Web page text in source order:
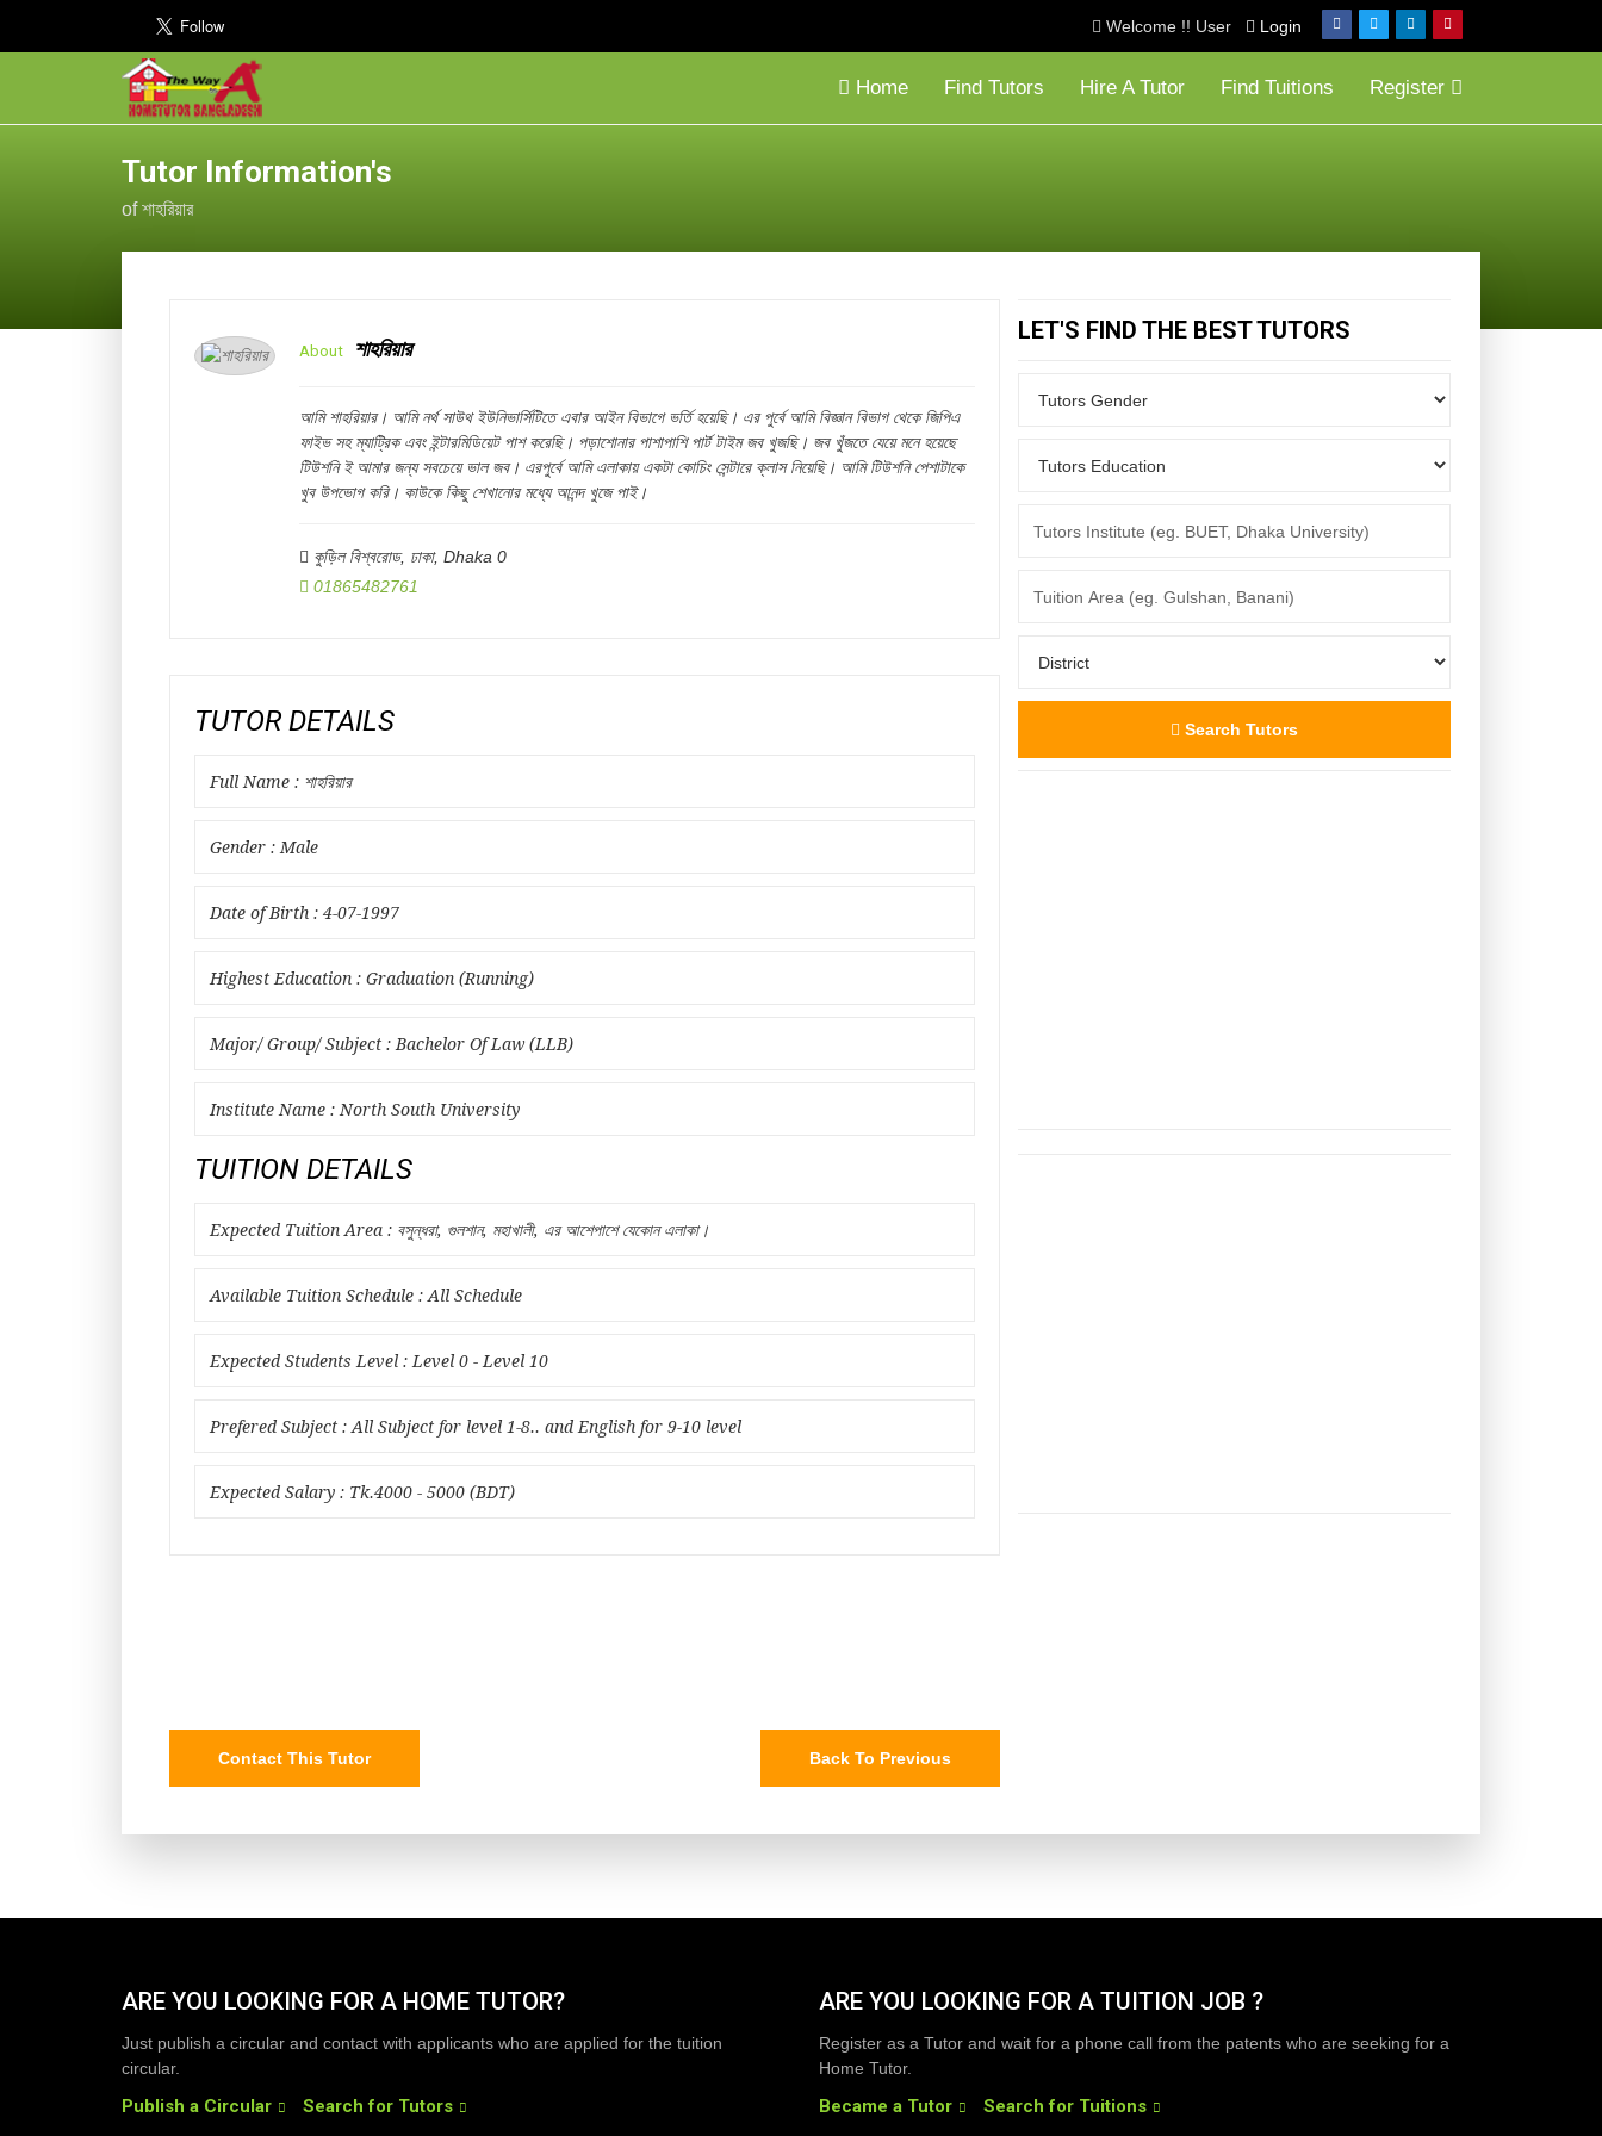
Welcome !! User Login
Home Find Tutors Hire A Tutor Find Tuitions Register
Tutor Information's
of শাহরিয়ার
About শাহরিয়ার
আমি শাহরিয়ার। আমি নর্থ সাউথ ইউনিভার্সিটিতে এবার আইন বিভাগে ভর্তি হয়েছি। এর পুর্বে আমি বিজ্ঞান বিভাগ থেকে জিপিএ
ফাইভ সহ ম্যাট্রিক এবং ইন্টারমিডিয়েট পাশ করেছি। পড়াশোনার পাশাপাশি পার্ট টাইম জব খুজছি। জব খুঁজতে যেয়ে মনে হয়েছে
টিউশনি ই আমার জন্য সবচেয়ে ভাল জব। এরপুর্বে আমি এলাকায় একটা কোচিং সেন্টারে ক্লাস নিয়েছি। আমি টিউশনি পেশাটাকে
খুব উপভোগ করি। কাউকে কিছু শেখানোর মধ্যে আনন্দ খুজে পাই।
কুড়িল বিশ্বরোড, ঢাকা, Dhaka 0
01865482761
TUTOR DETAILS
Full Name : শাহরিয়ার
Gender : Male
Date of Birth : 4-07-1997
Highest Education : Graduation (Running)
Major/ Group/ Subject : Bachelor Of Law (LLB)
Institute Name : North South University
TUITION DETAILS
Expected Tuition Area : বসুন্ধরা, গুলশান, মহাখালী, এর আশেপাশে যেকোন এলাকা।
Available Tuition Schedule : All Schedule
Expected Students Level : Level 0 - Level 10
Prefered Subject : All Subject for level 1-8.. and English for 9-10 level
Expected Salary : Tk.4000 - 5000 (BDT)
Contact This Tutor Back To Previous
LET'S FIND THE BEST TUTORS
Search Tutors
ARE YOU LOOKING FOR A HOME TUTOR?
Just publish a circular and contact with applicants who are applied for the tuition
circular.
Publish a Circular Search for Tutors
ARE YOU LOOKING FOR A TUITION JOB ?
Register as a Tutor and wait for a phone call from the patents who are seeking for a
Home Tutor.
Became a Tutor Search for Tuitions